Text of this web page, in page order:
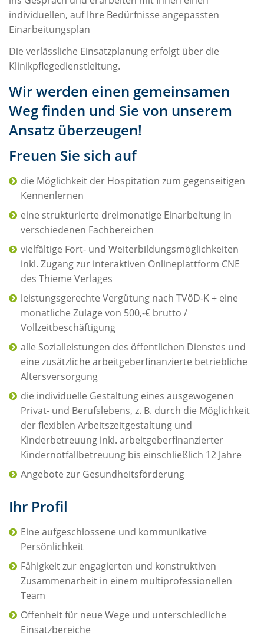
individuellen, auf Ihre Bedürfnisse angepassten
Einarbeitungsplan
Die verlässliche Einsatzplanung erfolgt über die
Klinikpflegedienstleitung.
Wir werden einen gemeinsamen
Weg finden und Sie von unserem
Ansatz überzeugen!
Freuen Sie sich auf
die Möglichkeit der Hospitation zum gegenseitigen
Kennenlernen
eine strukturierte dreimonatige Einarbeitung in
verschiedenen Fachbereichen
vielfältige Fort- und Weiterbildungsmöglichkeiten
inkl. Zugang zur interaktiven Onlineplattform CNE
des Thieme Verlages
leistungsgerechte Vergütung nach TVöD-K + eine
monatliche Zulage von 500,-€ brutto /
Vollzeitbeschäftigung
alle Sozialleistungen des öffentlichen Dienstes und
eine zusätzliche arbeitgeberfinanzierte betriebliche
Altersversorgung
die individuelle Gestaltung eines ausgewogenen
Privat- und Berufslebens, z. B. durch die Möglichkeit
der flexiblen Arbeitszeitgestaltung und
Kinderbetreuung inkl. arbeitgeberfinanzierter
Kindernotfallbetreuung bis einschließlich 12 Jahre
Angebote zur Gesundheitsförderung
Ihr Profil
Eine aufgeschlossene und kommunikative
Persönlichkeit
Fähigkeit zur engagierten und konstruktiven
Zusammenarbeit in einem multiprofessionellen
Team
Offenheit für neue Wege und unterschiedliche
Einsatzbereiche